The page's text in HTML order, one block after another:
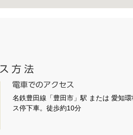
名鉄豊田線「豊田市」駅 または 愛知
ス停下車。徒歩約10分